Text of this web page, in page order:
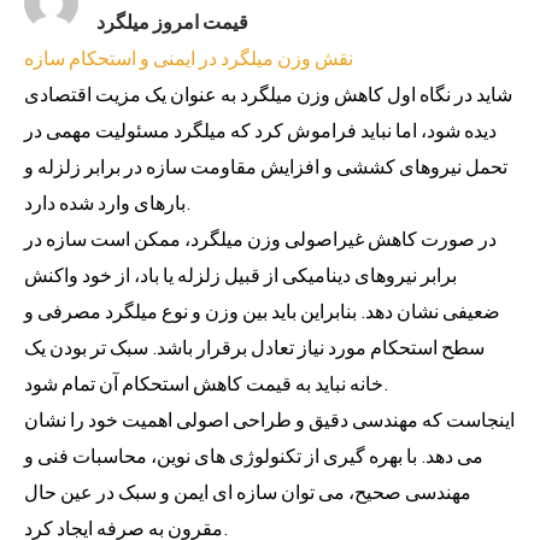
Rated
out of 5
قیمت امروز میلگرد
نقش وزن میلگرد در ایمنی و استحکام سازه
شاید در نگاه اول کاهش وزن میلگرد به عنوان یک مزیت اقتصادی
دیده شود، اما نباید فراموش کرد که میلگرد مسئولیت مهمی در
تحمل نیروهای کششی و افزایش مقاومت سازه در برابر زلزله و
بارهای وارد شده دارد.
در صورت کاهش غیراصولی وزن میلگرد، ممکن است سازه در
برابر نیروهای دینامیکی از قبیل زلزله یا باد، از خود واکنش
ضعیفی نشان دهد. بنابراین باید بین وزن و نوع میلگرد مصرفی و
سطح استحکام مورد نیاز تعادل برقرار باشد. سبک تر بودن یک
خانه نباید به قیمت کاهش استحکام آن تمام شود.
اینجاست که مهندسی دقیق و طراحی اصولی اهمیت خود را نشان
می دهد. با بهره گیری از تکنولوژی های نوین، محاسبات فنی و
مهندسی صحیح، می توان سازه ای ایمن و سبک در عین حال
مقرون به صرفه ایجاد کرد.